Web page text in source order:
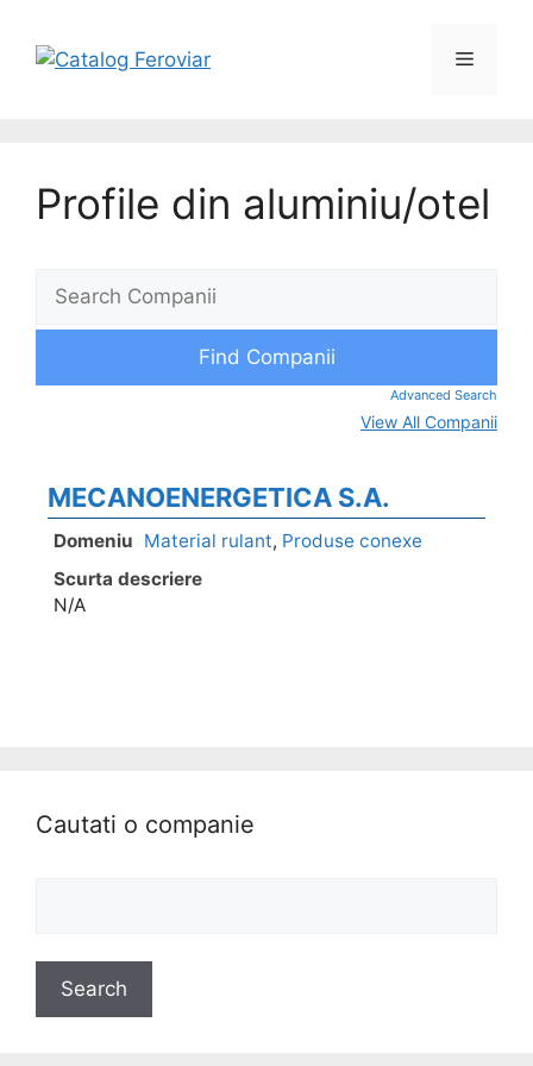
Profile din aluminiu/otel
Advanced Search
View All Companii
MECANOENERGETICA S.A.
Domeniu Material rulant, Produse conexe
Scurta descriere
N/A
Cautati o companie